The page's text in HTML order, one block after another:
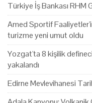
Türkiye İş Bankası RHM
Amed Sportif
turizme yeni umut oldu
Yozgat'ta 8 kişilik
yakalandı
Edirne Mevlevihanesi